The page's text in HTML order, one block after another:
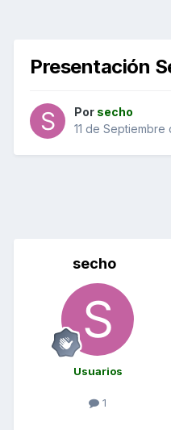
Presentación
Por secho
11 de Septiembre
secho
Usuarios
1